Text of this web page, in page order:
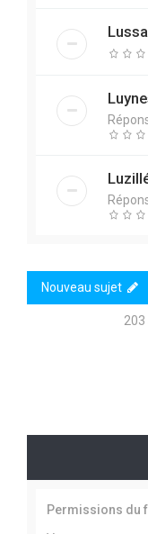
Nouveau sujet
203
Permissions du